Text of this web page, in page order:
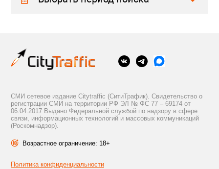
СМИ сетевое издание Citytraffic (СитиТрафик). Свидетельство о
регистрации СМИ на территории РФ ЭЛ № ФС 77 – 69174 от
06.04.2017 Выдано Федеральной службой по надзору в сфере
связи, информационных технологий и массовых коммуникаций
(Роскомнадзор).
Возрастное ограничение: 18+
Политика конфиденциальности